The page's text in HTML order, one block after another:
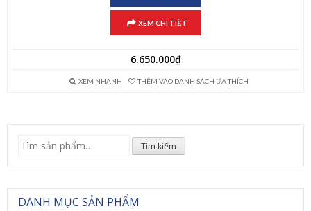
XEM CHI TIẾT
6.650.000₫
XEM NHANH THÊM VÀO DANH SÁCH ƯA THÍCH
Tìm
Tìm kiếm
DANH MỤC SẢN PHẨM